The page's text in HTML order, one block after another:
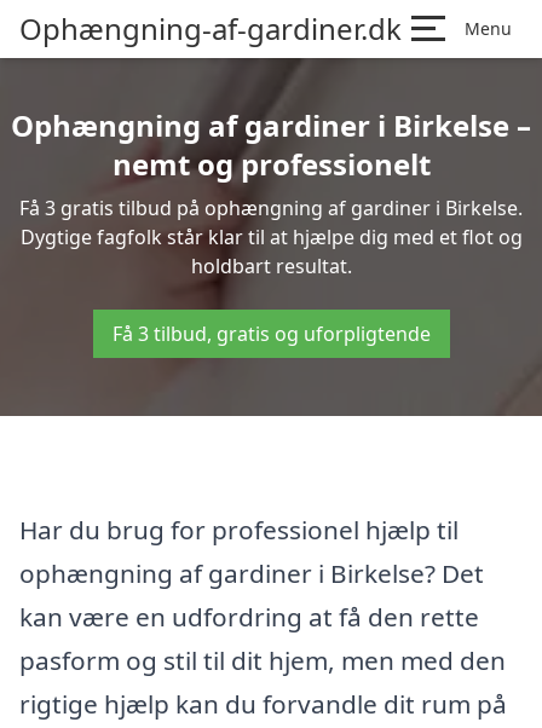
Ophængning-af-gardiner.dk Menu
Ophængning af gardiner i Birkelse –
nemt og professionelt
Få 3 gratis tilbud på ophængning af gardiner i Birkelse.
Dygtige fagfolk står klar til at hjælpe dig med et flot og
holdbart resultat.
Få 3 tilbud, gratis og uforpligtende
Har du brug for professionel hjælp til
ophængning af gardiner i Birkelse? Det
kan være en udfordring at få den rette
pasform og stil til dit hjem, men med den
rigtige hjælp kan du forvandle dit rum på